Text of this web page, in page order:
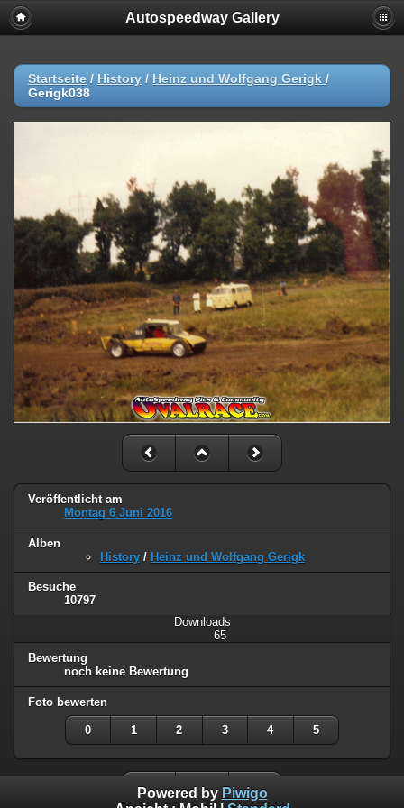
Autospeedway Gallery
Startseite / History / Heinz und Wolfgang Gerigk /
Gerigk038
Veröffentlicht am
Montag 6 Juni 2016
Alben
History / Heinz und Wolfgang Gerigk
Besuche
10797
Downloads
65
Bewertung
noch keine Bewertung
Foto bewerten
0 1 2 3 4 5
Powered by Piwigo